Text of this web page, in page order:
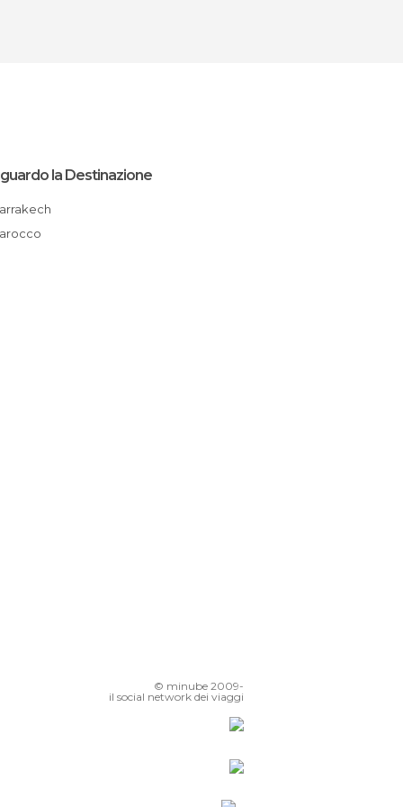
la Destinazione
Marrakech
Marocco
© minube 2009-
il social network dei viaggi